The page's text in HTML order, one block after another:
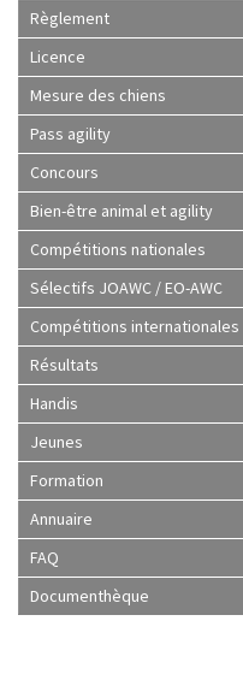
Règlement
Licence
Mesure des chiens
Pass agility
Concours
Bien-être animal et agility
Compétitions nationales
Sélectifs JOAWC / EO-AWC
Compétitions internationales
Résultats
Handis
Jeunes
Formation
Annuaire
FAQ
Documenthèque